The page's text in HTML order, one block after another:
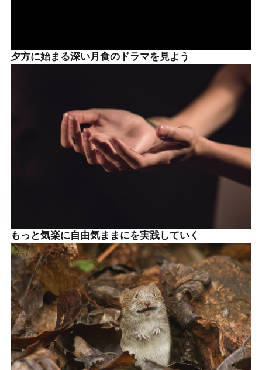
夕方に始まる深い月食のドラマを見よう
もっと気楽に自由気ままにを実践していく